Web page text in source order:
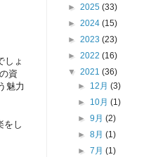
しょ
資
魅力
をし
► 2025 (33)
► 2024 (15)
► 2023 (23)
► 2022 (16)
▼ 2021 (36)
► 12月(3)
► 10月(1)
►9月(2)
►8月(1)
►7月(1)